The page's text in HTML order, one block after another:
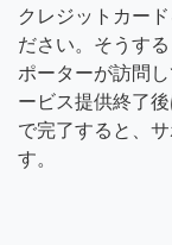
クレジットカー
ださい。そうす
ポーターが訪問
ービス提供終了
で完了すると、
す。